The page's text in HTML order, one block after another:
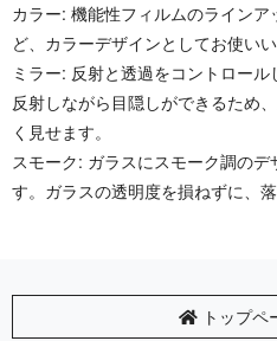
カラー: 機能性フィルムのライン
ど、カラーデザインとしてお使い
ミラー: 反射と透過をコントロー
反射しながら目隠しができるため
く見せます。
スモーク: ガラスにスモーク調の
す。ガラスの透明度を損ねずに、
トップペ